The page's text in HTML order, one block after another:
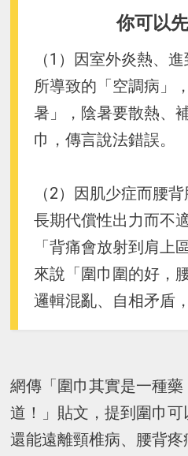
你可以
（1）因室外炎熱、
所導致的「空調病」
暑」，陰暑要散熱、
巾，傳言說法錯誤。
（2）因肌少症而腰
長期代償性出力而不
「背痛會放射到肩上
來說「圍巾圍的好，
邏輯混亂、自相矛盾
網傳「圍巾其實是一種藥
道！」貼文，提到圍巾可
還能遠離頸椎病、腰背